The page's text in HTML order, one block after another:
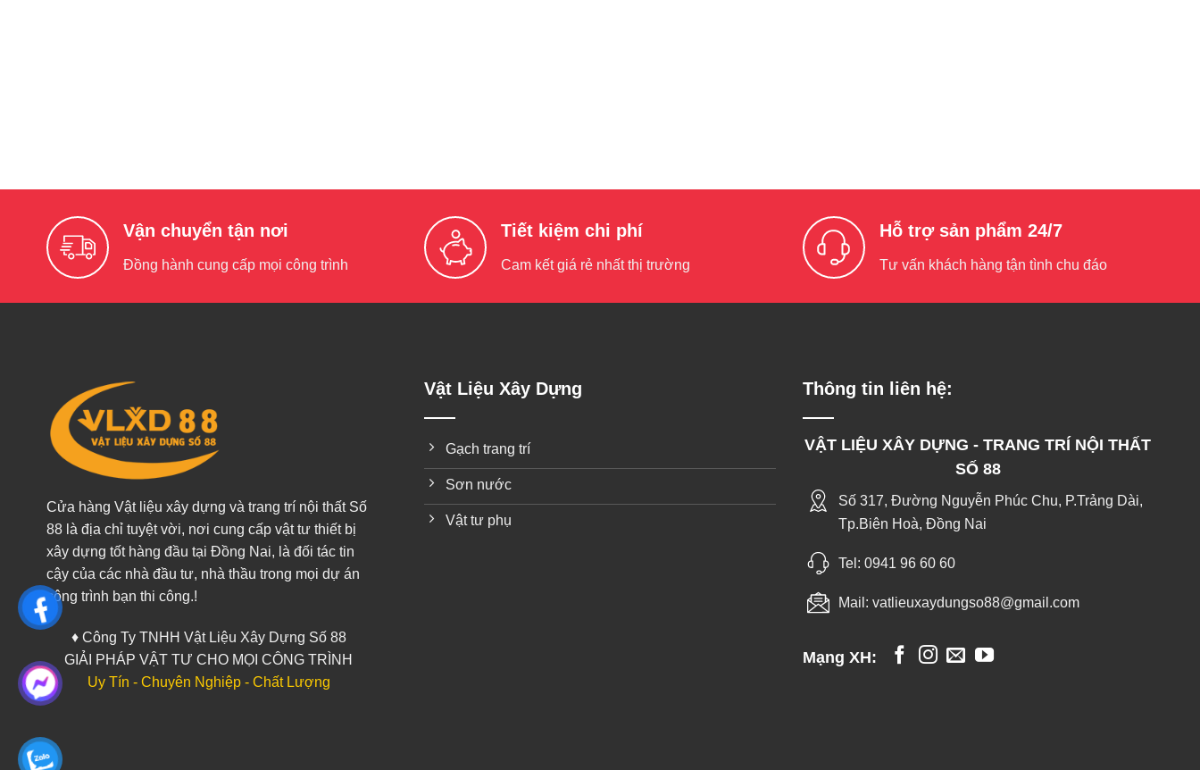
Vận chuyển tận nơi
Đồng hành cung cấp mọi công trình
Tiết kiệm chi phí
Cam kết giá rẻ nhất thị trường
Hỗ trợ sản phẩm 24/7
Tư vấn khách hàng tận tình chu đáo
Cửa hàng Vật liệu xây dựng và trang trí nội thất Số
88 là địa chỉ tuyệt vời, nơi cung cấp vật tư thiết bị
xây dựng tốt hàng đầu tại Đồng Nai, là đối tác tin
cậy của các nhà đầu tư, nhà thầu trong mọi dự án
công trình bạn thi công.!
♦ Công Ty TNHH Vật Liệu Xây Dựng Số 88
GIẢI PHÁP VẬT TƯ CHO MỌI CÔNG TRÌNH
Uy Tín - Chuyên Nghiệp - Chất Lượng
Vật Liệu Xây Dựng
Gạch trang trí
Sơn nước
Vật tư phụ
Thông tin liên hệ:
VẬT LIỆU XÂY DỰNG - TRANG TRÍ NỘI THẤT
SỐ 88
Số 317, Đường Nguyễn Phúc Chu, P.Trảng Dài,
Tp.Biên Hoà, Đồng Nai
Tel: 0941 96 60 60
Mail: vatlieuxaydungso88@gmail.com
Mạng XH: